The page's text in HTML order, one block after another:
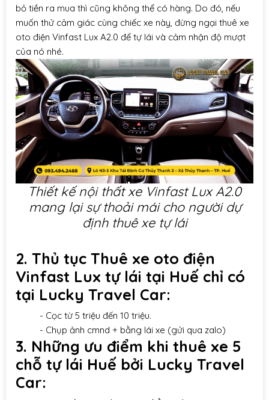
bỏ tiền ra mua thì cũng không thể có hàng. Do đó, nếu
muốn thử cảm giác cùng chiếc xe này, đừng ngại thuê xe
oto điện Vinfast Lux A2.0 để tự lái và cảm nhận độ mượt
của nó nhé.
Thiết kế nội thất xe Vinfast Lux A2.0
mang lại sự thoải mái cho người dự
định thuê xe tự lái
2. Thủ tục Thuê xe oto điện
Vinfast Lux tự lái tại Huế chỉ có
tại Lucky Travel Car:
- Cọc từ 5 triệu đến 10 triệu.
- Chụp ảnh cmnd + bằng lái xe (gửi qua zalo)
3. Những ưu điểm khi thuê xe 5
chỗ tự lái Huế bởi Lucky Travel
Car: